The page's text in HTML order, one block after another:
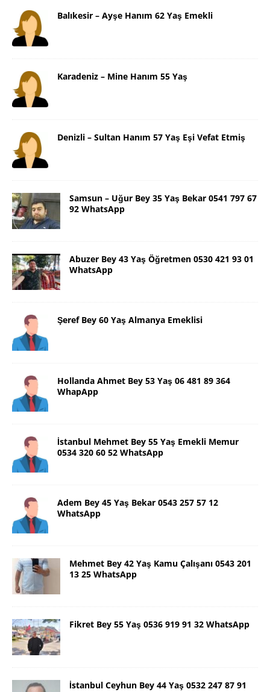
Balıkesir – Ayşe Hanım 62 Yaş Emekli
Karadeniz – Mine Hanım 55 Yaş
Denizli – Sultan Hanım 57 Yaş Eşi Vefat Etmiş
Samsun – Uğur Bey 35 Yaş Bekar 0541 797 67
92 WhatsApp
Abuzer Bey 43 Yaş Öğretmen 0530 421 93 01
WhatsApp
Şeref Bey 60 Yaş Almanya Emeklisi
Hollanda Ahmet Bey 53 Yaş 06 481 89 364
WhapApp
İstanbul Mehmet Bey 55 Yaş Emekli Memur
0534 320 60 52 WhatsApp
Adem Bey 45 Yaş Bekar 0543 257 57 12
WhatsApp
Mehmet Bey 42 Yaş Kamu Çalışanı 0543 201
13 25 WhatsApp
Fikret Bey 55 Yaş 0536 919 91 32 WhatsApp
İstanbul Ceyhun Bey 44 Yaş 0532 247 87 91